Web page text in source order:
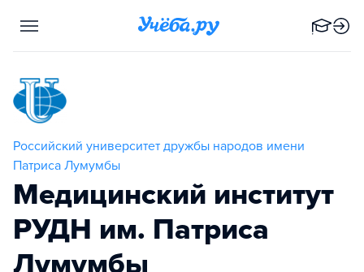
Российский университет дружбы народов имени
Патриса Лумумбы
Медицинский институт
РУДН им. Патриса
Лумумбы